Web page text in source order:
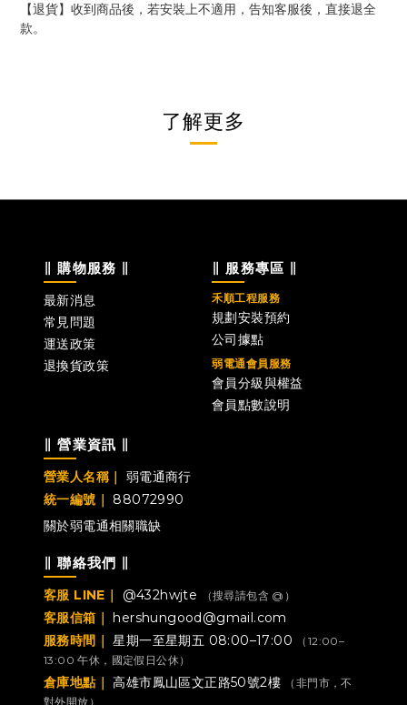
【退貨】收到商品後，若安裝上不適用，告知客服後，直接退全
款。
了解更多
∥ 購物服務 ∥
最新消息
常見問題
運送政策
退換貨政策
∥ 服務專區 ∥
禾順工程服務
規劃安裝預約
公司據點
弱電通會員服務
會員分級與權益
會員點數說明
∥ 營業資訊 ∥
營業人名稱｜
弱電通商行
統一編號｜
88072990
關於弱電通相關職缺
∥ 聯絡我們 ∥
客服 LINE｜ @432hwjte （搜尋請包含 @）
客服信箱｜ hershungood@gmail.com
服務時間｜ 星期一至星期五 08:00–17:00
（12:00–
13:00 午休，國定假日公休）
倉庫地點｜ 高雄市鳳山區文正路50號2樓
（非門市，不
對外開放）